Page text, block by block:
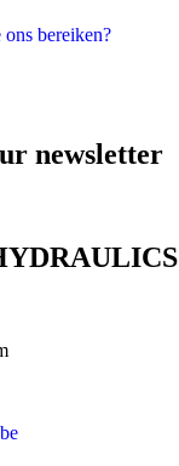
ons bereiken?
newsletter